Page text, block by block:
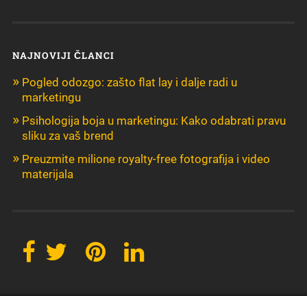
NAJNOVIJI ČLANCI
Pogled odozgo: zašto flat lay i dalje radi u
marketingu
Psihologija boja u marketingu: Kako odabrati pravu
sliku za vaš brend
Preuzmite milione royalty-free fotografija i video
materijala